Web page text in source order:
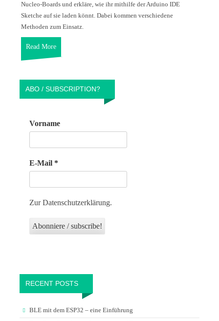
Nucleo-Boards und erkläre, wie ihr mithilfe der Arduino IDE
Sketche auf sie laden könnt. Dabei kommen verschiedene
Methoden zum Einsatz.
Read More
ABO / SUBSCRIPTION?
Vorname
E-Mail *
Zur Datenschutzerklärung.
RECENT POSTS
BLE mit dem ESP32 – eine Einführung